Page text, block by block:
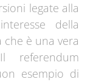
legate alla
della
è una vera
esempio di